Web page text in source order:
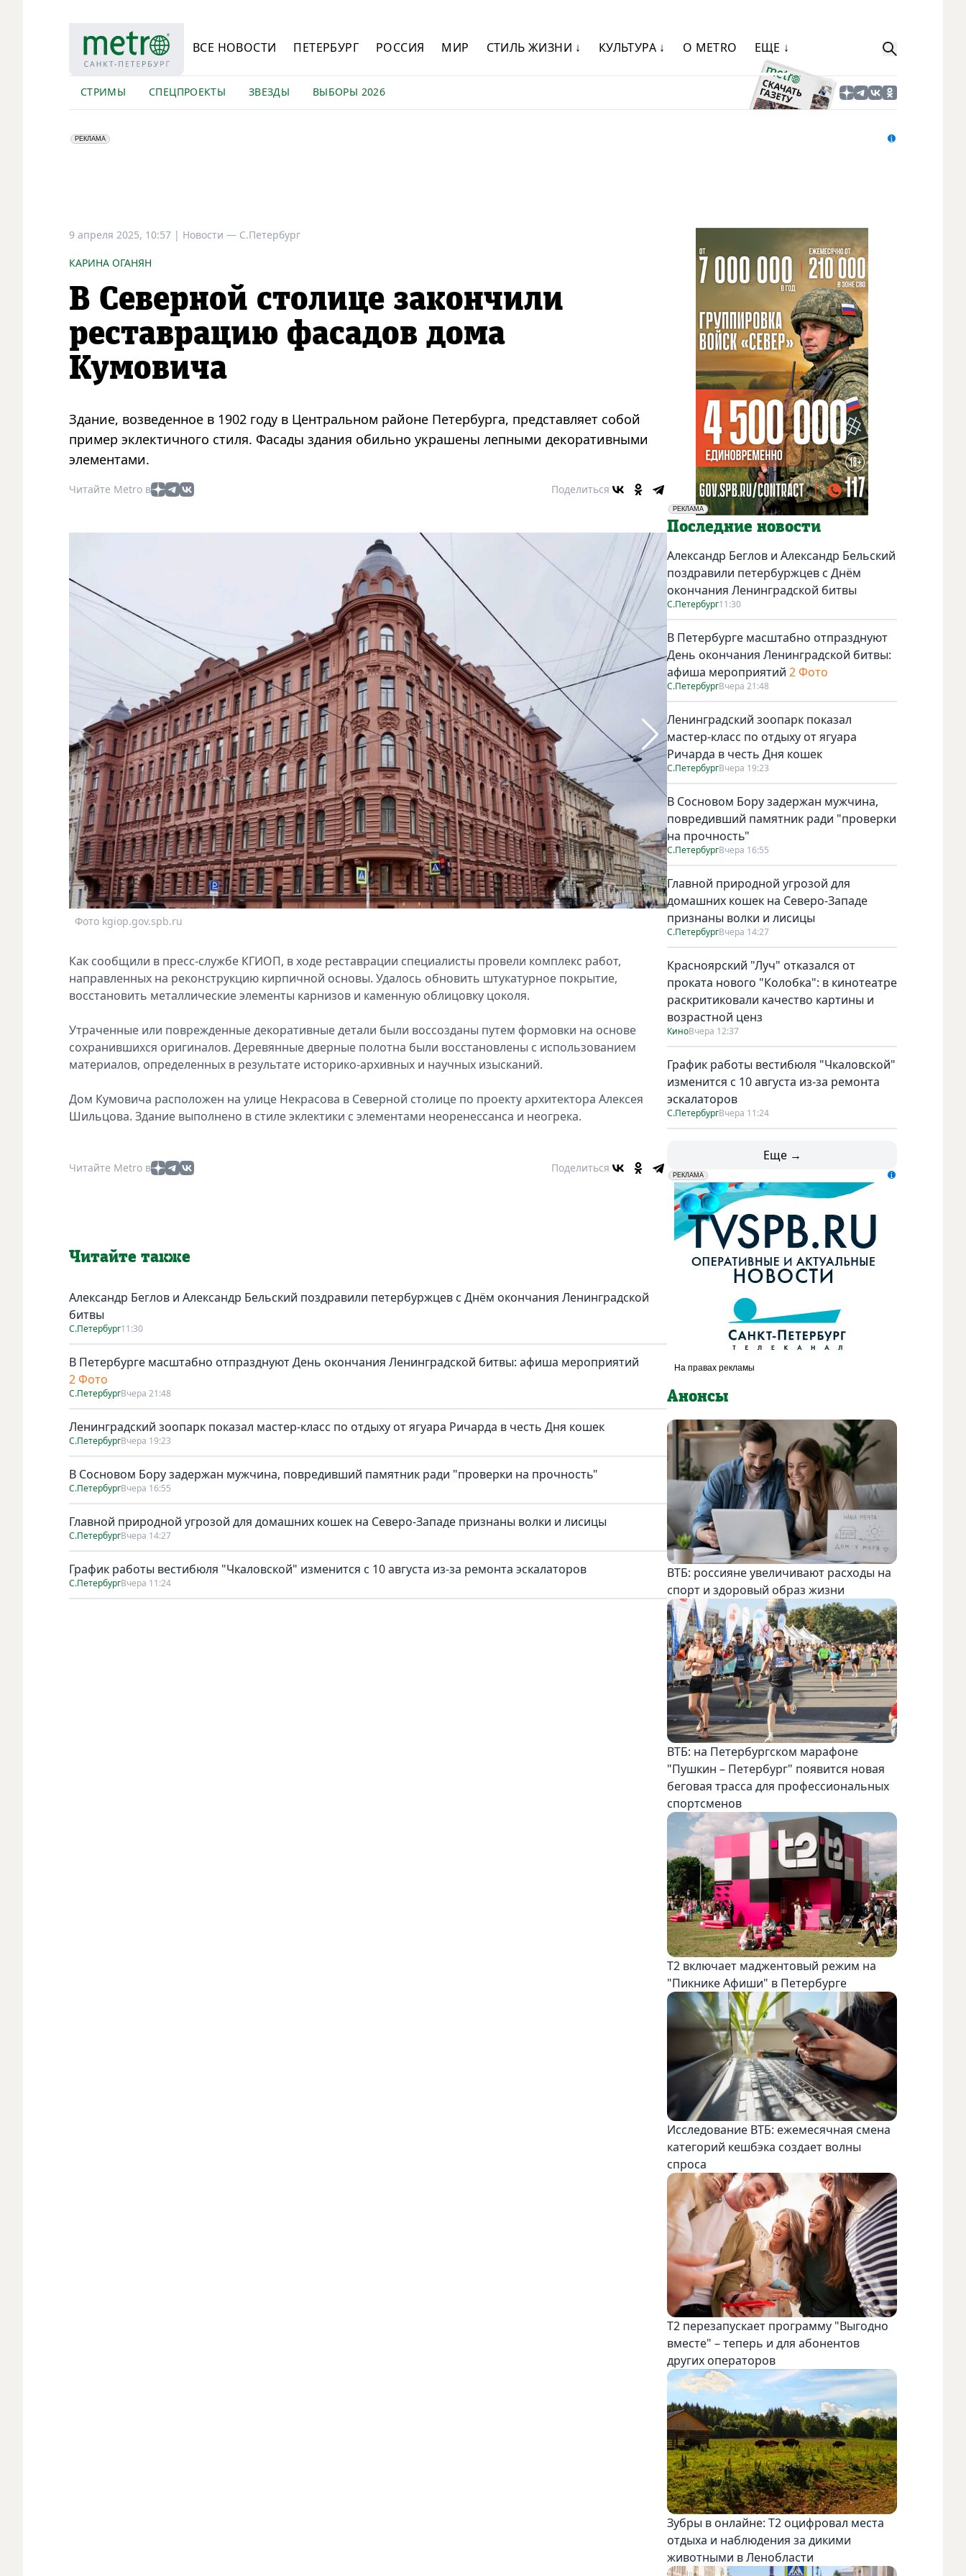
ВСЕ НОВОСТИ ПЕТЕРБУРГ РОССИЯ МИР СТИЛЬ ЖИЗНИ ↓ КУЛЬТУРА ↓ О METRO ЕЩЕ ↓
СТРИМЫ СПЕЦПРОЕКТЫ ЗВЕЗДЫ ВЫБОРЫ 2026
erid: LdtCK5Efv
РЕКЛАМА
АО "ГАТР", ИНН: 7841320717
9 апреля 2025, 10:57 | Новости — С.Петербург
КАРИНА ОГАНЯН
В Северной столице закончили
реставрацию фасадов дома
Кумовича
Здание, возведенное в 1902 году в Центральном районе Петербурга, представляет собой
пример эклектичного стиля. Фасады здания обильно украшены лепными декоративными
элементами.
Читайте Metro в Поделиться
Фото kgiop.gov.spb.ru Фото kgiop.gov.spb.ru
Как сообщили в пресс-службе КГИОП, в ходе реставрации специалисты провели комплекс работ,
направленных на реконструкцию кирпичной основы. Удалось обновить штукатурное покрытие,
восстановить металлические элементы карнизов и каменную облицовку цоколя.
Утраченные или поврежденные декоративные детали были воссозданы путем формовки на основе
сохранившихся оригиналов. Деревянные дверные полотна были восстановлены с использованием
материалов, определенных в результате историко-архивных и научных изысканий.
Дом Кумовича расположен на улице Некрасова в Северной столице по проекту архитектора Алексея
Шильцова. Здание выполнено в стиле эклектики с элементами неоренессанса и неогрека.
Читайте Metro в Поделиться
Читайте также
Александр Беглов и Александр Бельский поздравили петербуржцев с Днём окончания Ленинградской
битвы
С.Петербург11:30
В Петербурге масштабно отпразднуют День окончания Ленинградской битвы: афиша мероприятий
2 Фото
С.ПетербургВчера 21:48
Ленинградский зоопарк показал мастер-класс по отдыху от ягуара Ричарда в честь Дня кошек
С.ПетербургВчера 19:23
В Сосновом Бору задержан мужчина, повредивший памятник ради "проверки на прочность"
С.ПетербургВчера 16:55
Главной природной угрозой для домашних кошек на Северо-Западе признаны волки и лисицы
С.ПетербургВчера 14:27
График работы вестибюля "Чкаловской" изменится с 10 августа из-за ремонта эскалаторов
С.ПетербургВчера 11:24
РЕКЛАМА
Социальная реклама
Последние новости
Александр Беглов и Александр Бельский
поздравили петербуржцев с Днём
окончания Ленинградской битвы
С.Петербург11:30
В Петербурге масштабно отпразднуют
День окончания Ленинградской битвы:
афиша мероприятий 2 Фото
С.ПетербургВчера 21:48
Ленинградский зоопарк показал
мастер-класс по отдыху от ягуара
Ричарда в честь Дня кошек
С.ПетербургВчера 19:23
В Сосновом Бору задержан мужчина,
повредивший памятник ради "проверки
на прочность"
С.ПетербургВчера 16:55
Главной природной угрозой для
домашних кошек на Северо-Западе
признаны волки и лисицы
С.ПетербургВчера 14:27
Красноярский "Луч" отказался от
проката нового "Колобка": в кинотеатре
раскритиковали качество картины и
возрастной ценз
КиноВчера 12:37
График работы вестибюля "Чкаловской"
изменится с 10 августа из-за ремонта
эскалаторов
С.ПетербургВчера 11:24
Еще →
erid: LdtCK5udn
РЕКЛАМА
АО "ГАТР", ИНН: 7841320717
Анонсы
ВТБ: россияне увеличивают расходы на
спорт и здоровый образ жизни
ВТБ: на Петербургском марафоне
"Пушкин – Петербург" появится новая
беговая трасса для профессиональных
спортсменов
Т2 включает маджентовый режим на
"Пикнике Афиши" в Петербурге
Исследование ВТБ: ежемесячная смена
категорий кешбэка создает волны
спроса
Т2 перезапускает программу "Выгодно
вместе" – теперь и для абонентов
других операторов
Зубры в онлайне: Т2 оцифровал места
отдыха и наблюдения за дикими
животными в Ленобласти